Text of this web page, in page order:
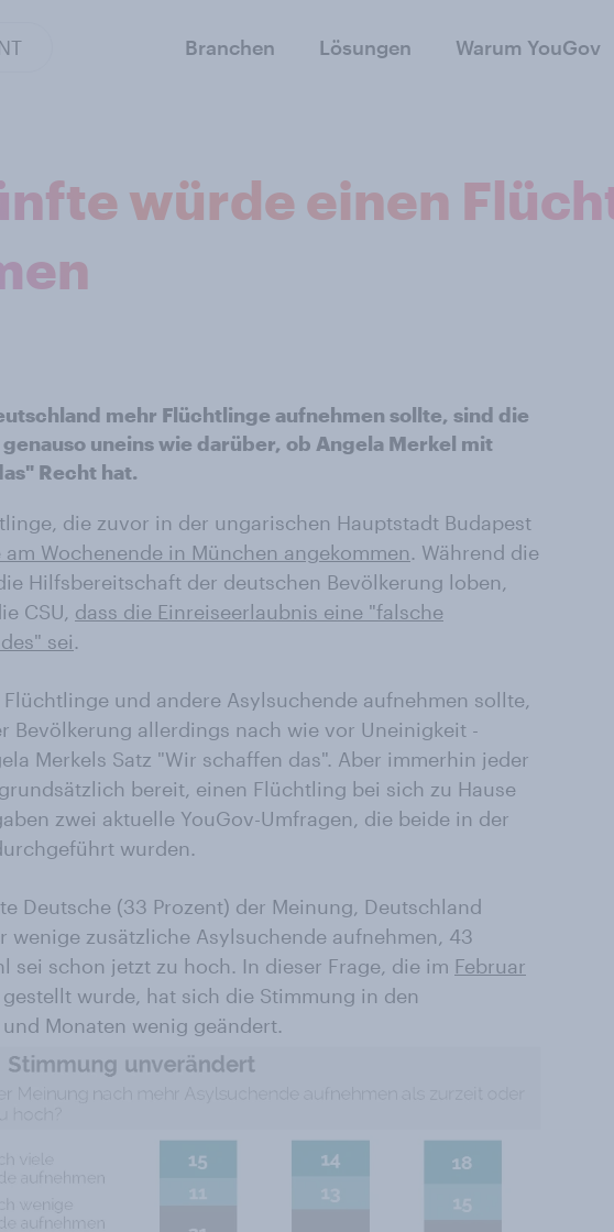
Branchen Lösungen Warum YouGov
würde einen
mehr Flüchtlinge aufnehmen sollte, sind die
uneins wie darüber, ob Angela Merkel mit
Recht hat.
die zuvor in der ungarischen Hauptstadt Budapest
am Wochenende in München angekommen. Während die
Hilfsbereitschaft der deutschen Bevölkerung loben,
CSU, dass die Einreiseerlaubnis eine "falsche
sei.
und andere Asylsuchende aufnehmen sollte,
Bevölkerung allerdings nach wie vor Uneinigkeit -
Merkels Satz "Wir schaffen das". Aber immerhin jeder
bereit, einen Flüchtling bei sich zu Hause
zwei aktuelle YouGov-Umfragen, die beide in der
wurden.
Deutsche (33 Prozent) der Meinung, Deutschland
wenige zusätzliche Asylsuchende aufnehmen, 43
sei schon jetzt zu hoch. In dieser Frage, die im Februar
wurde, hat sich die Stimmung in den
Monaten wenig geändert.